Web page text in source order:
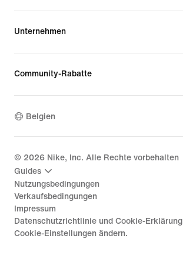
Unternehmen
Community-Rabatte
Belgien
© 2026 Nike, Inc. Alle Rechte vorbehalten
Guides
Nutzungsbedingungen
Verkaufsbedingungen
Impressum
Datenschutzrichtlinie und Cookie-Erklärung
Cookie-Einstellungen ändern.